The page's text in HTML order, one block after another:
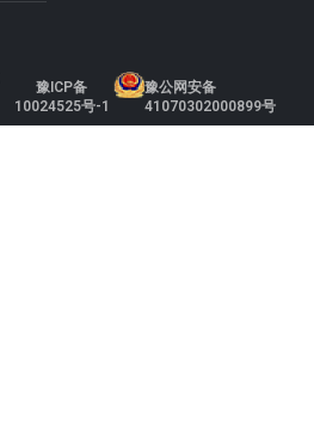
豫ICP备
10024525号-1
豫公网安备
41070302000899号